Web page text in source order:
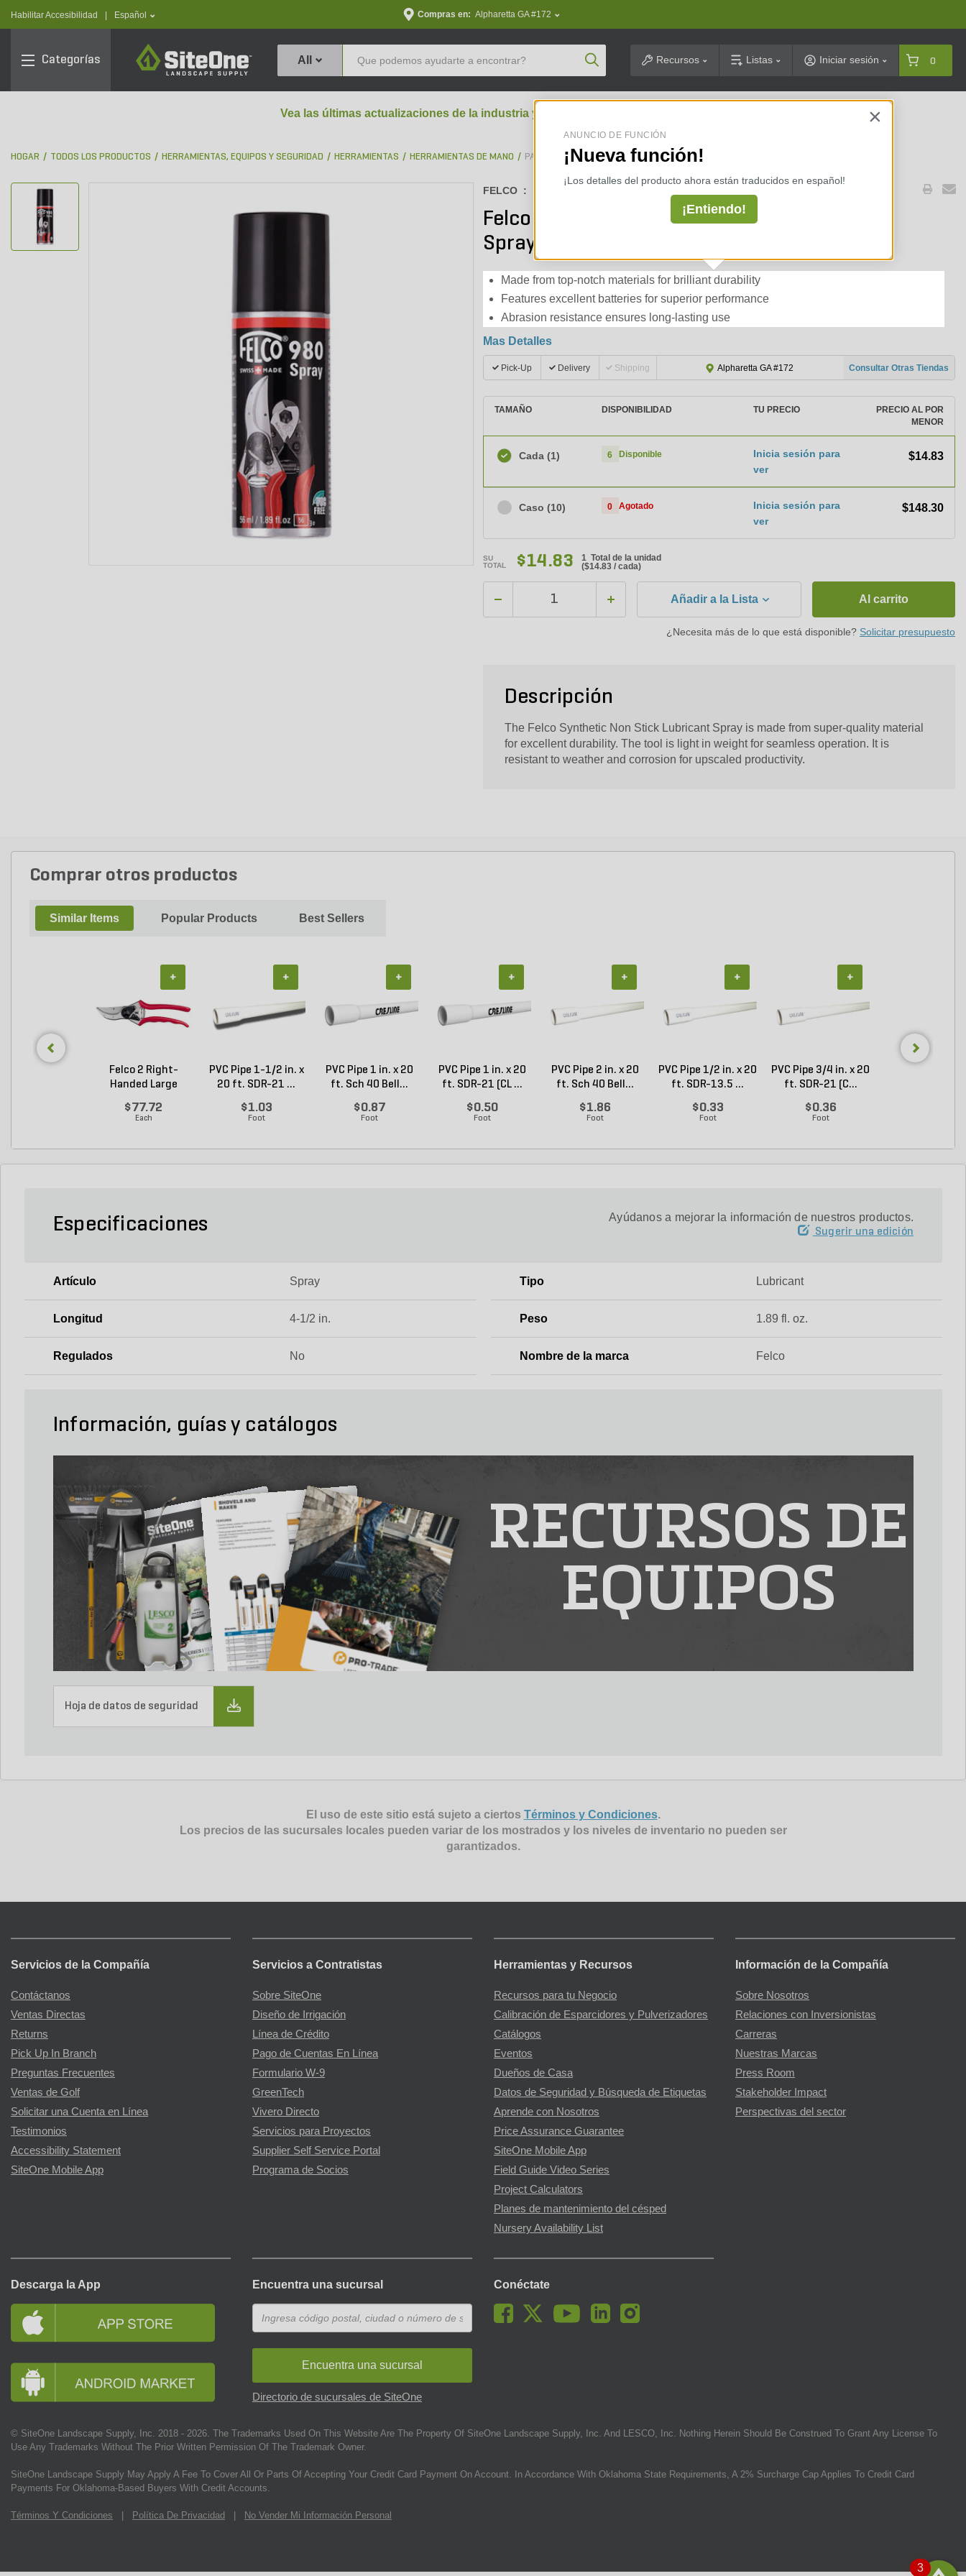
Habilitar Accesibilidad text.language
Español Compras en: Alpharetta GA #172
Categorías
SiteOne
All Product SearchRecursos Listas Iniciar sesión 0
Vea las últimas actualizaciones de la industria y perspectivas arancelarias ⇢
HOGAR TODOS LOS PRODUCTOS HERRAMIENTAS, EQUIPOS Y SEGURIDAD HERRAMIENTAS HERRAMIENTAS DE MANO PARTES Y ACCESORIOS
FELCO :
Felco 980 Cleaner and Lubricant 1.89 fl oz.
Spray Can
Made from top-notch materials for brilliant durability
Features excellent batteries for superior performance
Abrasion resistance ensures long-lasting use
Mas Detalles
Pick-Up Delivery Shipping Alpharetta GA #172 Consultar Otras Tiendas
TAMAÑO DISPONIBILIDAD TU PRECIO
PRECIO AL POR
MENOR
Cada (1) 6 Disponible
Inicia sesión para
ver
$14.83
Caso (10) 0 Agotado
Inicia sesión para
ver
$148.30
SU
TOTAL
$14.83
1 Total de la unidad
($14.83 / cada)
Añadir a la Lista Al carrito
¿Necesita más de lo que está disponible? Solicitar presupuesto
Descripción
The Felco Synthetic Non Stick Lubricant Spray is made from super-quality material
for excellent durability. The tool is light in weight for seamless operation. It is
resistant to weather and corrosion for upscaled productivity.
Comprar otros productos
Similar Items Popular Products Best Sellers
Felco 2 Right-
Handed Large
$77.72
Each
+
PVC Pipe 1-1/2 in. x
20 ft. SDR-21 ...
$1.03
Foot
+
PVC Pipe 1 in. x 20
ft. Sch 40 Bell...
$0.87
Foot
+
PVC Pipe 1 in. x 20
ft. SDR-21 (CL ...
$0.50
Foot
+
PVC Pipe 2 in. x 20
ft. Sch 40 Bell...
$1.86
Foot
+
PVC Pipe 1/2 in. x 20
ft. SDR-13.5 ...
$0.33
Foot
+
PVC Pipe 3/4 in. x 20
ft. SDR-21 (C...
$0.36
Foot
+
Especificaciones Ayúdanos a mejorar la información de nuestros productos.
Sugerir una edición
Artículo Spray Tipo Lubricant
Longitud 4-1/2 in. Peso 1.89 fl. oz.
Regulados No Nombre de la marca Felco
Información, guías y catálogos
RECURSOS DE
EQUIPOS
Hoja de datos de seguridad
El uso de este sitio está sujeto a ciertos Términos y Condiciones.
Los precios de las sucursales locales pueden variar de los mostrados y los niveles de inventario no pueden ser
garantizados.
Servicios de la Compañía
Contáctanos
Ventas Directas
Returns
Pick Up In Branch
Preguntas Frecuentes
Ventas de Golf
Solicitar una Cuenta en Línea
Testimonios
Accessibility Statement
SiteOne Mobile App
Servicios a Contratistas
Sobre SiteOne
Diseño de Irrigación
Línea de Crédito
Pago de Cuentas En Línea
Formulario W-9
GreenTech
Vivero Directo
Servicios para Proyectos
Supplier Self Service Portal
Programa de Socios
Herramientas y Recursos
Recursos para tu Negocio
Calibración de Esparcidores y Pulverizadores
Catálogos
Eventos
Dueños de Casa
Datos de Seguridad y Búsqueda de Etiquetas
Aprende con Nosotros
Price Assurance Guarantee
SiteOne Mobile App
Field Guide Video Series
Project Calculators
Planes de mantenimiento del césped
Nursery Availability List
Información de la Compañía
Sobre Nosotros
Relaciones con Inversionistas
Carreras
Nuestras Marcas
Press Room
Stakeholder Impact
Perspectivas del sector
Descarga la App Encuentra una sucursal
Encuentra una sucursal
Directorio de sucursales de SiteOne
Conéctate
© SiteOne Landscape Supply, Inc. 2018 - 2026 . The Trademarks Used On This Website Are The Property Of SiteOne Landscape Supply, Inc. And LESCO, Inc. Nothing Herein Should Be Construed To Grant Any License To
Use Any Trademarks Without The Prior Written Permission Of The Trademark Owner.
SiteOne Landscape Supply May Apply A Fee To Cover All Or Parts Of Accepting Your Credit Card Payment On Account. In Accordance With Oklahoma State Requirements, A 2% Surcharge Cap Applies To Credit Card
Payments For Oklahoma-Based Buyers With Credit Accounts.
Términos Y Condiciones | Política De Privacidad | No Vender Mi Información Personal
×
ANUNCIO DE FUNCIÓN
¡Nueva función!
¡Los detalles del producto ahora están traducidos en español!
¡Entiendo!
3